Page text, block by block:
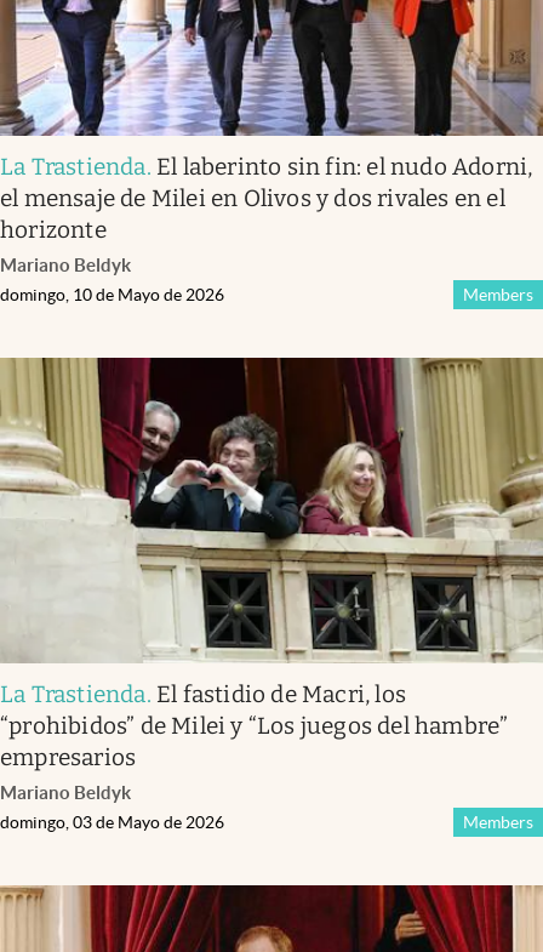
La Trastienda. El laberinto sin fin: el nudo Adorni,
el mensaje de Milei en Olivos y dos rivales en el
horizonte
Mariano Beldyk
Members
domingo, 10 de Mayo de 2026
La Trastienda. El fastidio de Macri, los
“prohibidos” de Milei y “Los juegos del hambre”
empresarios
Mariano Beldyk
Members
domingo, 03 de Mayo de 2026